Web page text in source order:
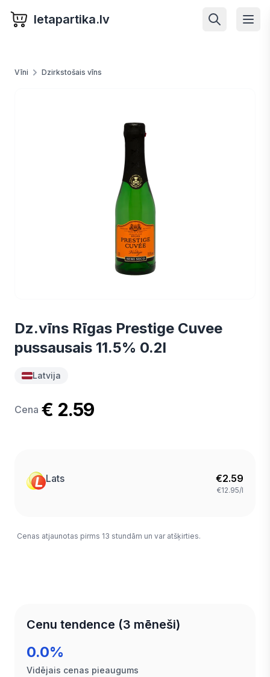
letapartika.lv
Vīni Dzirkstošais vīns
Dz.vīns Rīgas Prestige Cuvee
pussausais 11.5% 0.2l
Latvija
Cena € 2.59
Lats €2.59
€12.95/l
Cenas atjaunotas pirms 13 stundām un var atšķirties.
Cenu tendence (3 mēneši)
0.0%
Vidējais cenas pieaugums